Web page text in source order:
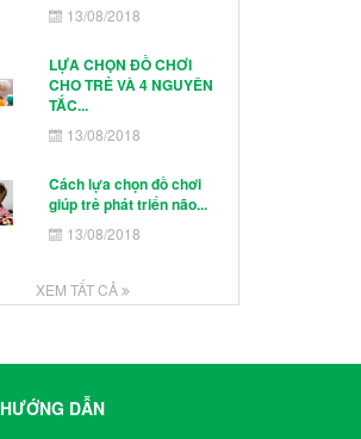
13/08/2018
LỰA CHỌN ĐỒ CHƠI
CHO TRẺ VÀ 4 NGUYÊN
TẮC...
13/08/2018
Cách lựa chọn đồ chơi
giúp trẻ phát triển não...
13/08/2018
XEM TẤT CẢ
HƯỚNG DẪN